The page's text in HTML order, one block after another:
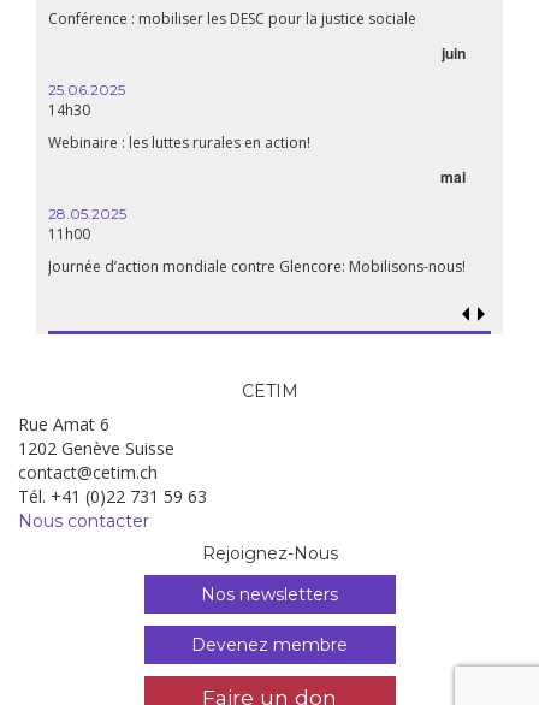
Conférence : mobiliser les DESC pour la justice sociale
juin
25.06.2025
14h30
Webinaire : les luttes rurales en action!
mai
28.05.2025
11h00
Journée d’action mondiale contre Glencore: Mobilisons-nous!
CETIM
Rue Amat 6
1202 Genève Suisse
contact@cetim.ch
Tél. +41 (0)22 731 59 63
Nous contacter
Rejoignez-Nous
Nos newsletters
Devenez membre
Faire un don